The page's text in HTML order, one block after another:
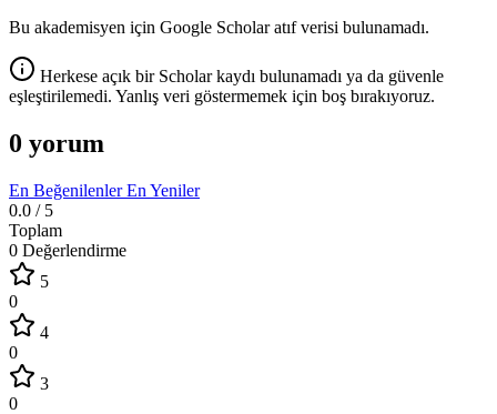
Bu akademisyen için Google Scholar atıf verisi bulunamadı.
Herkese açık bir Scholar kaydı bulunamadı ya da güvenle
eşleştirilemedi. Yanlış veri göstermemek için boş bırakıyoruz.
0 yorum
En BeğenilenlerEn Yeniler
0.0 / 5
Toplam
0 Değerlendirme
5
0
4
0
3
0